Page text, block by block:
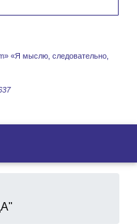
«Я мыслю, следовательно,